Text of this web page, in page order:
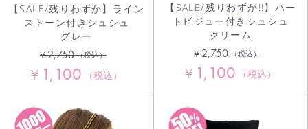
【SALE/残りわずか】ライン
ストーン付きシュシュ
グレー
¥2,750 （税込）
¥ 1,100 （税込）
【SALE/残りわずか!!】ハー
トビジュー付きシュシュ
クリーム
¥2,750 （税込）
¥ 1,100 （税込）